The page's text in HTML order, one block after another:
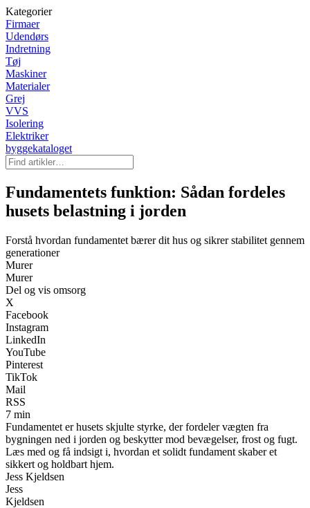
Kategorier
Firmaer
Udendørs
Indretning
Tøj
Maskiner
Materialer
Grej
VVS
Isolering
Elektriker
byggekataloget
Fundamentets funktion: Sådan fordeles
husets belastning i jorden
Forstå hvordan fundamentet bærer dit hus og sikrer stabilitet gennem
generationer
Murer
Murer
Del og vis omsorg
X
Facebook
Instagram
LinkedIn
YouTube
Pinterest
TikTok
Mail
RSS
7 min
Fundamentet er husets skjulte styrke, der fordeler vægten fra
bygningen ned i jorden og beskytter mod bevægelser, frost og fugt.
Læs med og få indsigt i, hvordan et solidt fundament skaber et
sikkert og holdbart hjem.
Jess Kjeldsen
Jess
Kjeldsen